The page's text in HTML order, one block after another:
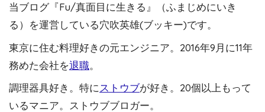
当ブログ『Fu/真面目に生きる』（ふまじめにいき
る）を運営している穴吹英雄(ブッキー)です。
東京に住む料理好きの元エンジニア。2016年9月に11年
務めた会社を退職。
調理器具好き。特にストウブが好き。20個以上もって
いるマニア。ストウブブロガー。